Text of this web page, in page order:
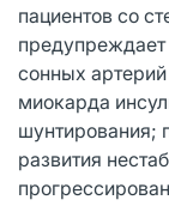
пациентов со
сонных
миокарда
шунтирования;
развития